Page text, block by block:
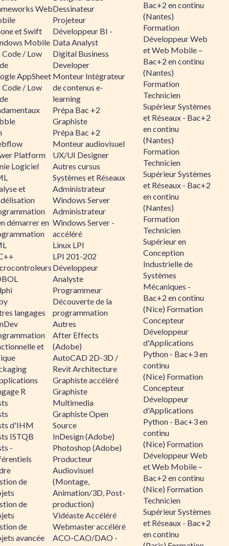
Web
et Swift
Mobile
/ Low
AppSheet
/ Low
Platform
Logiciel
et
démarrer en
langages
et
R
d'IHM
ISTQB
-
de
de
de
avancée
Dessinateur
Projeteur
Développeur BI -
Data Analyst
Digital Business
Developer
Monteur Intégrateur
de contenus e-
learning
Prépa Bac +2
Graphiste
Prépa Bac +2
Monteur audiovisuel
UX/UI Designer
Autres cursus
Systèmes et Réseaux
Administrateur
Windows Server
Administrateur
Windows Server -
accéléré
Linux LPI
LPI 201-202
Développeur
Analyste
Programmeur
Découverte de la
programmation
Autres
After Effects
(Adobe)
AutoCAD 2D-3D /
Revit Architecture
Graphiste accéléré
Graphiste
Multimedia
Graphiste Open
Source
InDesign (Adobe)
Photoshop (Adobe)
Producteur
Audiovisuel
(Montage,
Animation/3D, Post-
production)
Vidéaste Accéléré
Webmaster accéléré
ACO-CAO/DAO -
Bac+2 en continu
(Nantes)
Formation
Développeur Web
et Web Mobile –
Bac+2 en continu
(Nantes)
Formation
Technicien
Supérieur Systèmes
et Réseaux - Bac+2
en continu
(Nantes)
Formation
Technicien
Supérieur Systèmes
et Réseaux - Bac+2
en continu
(Nantes)
Formation
Technicien
Supérieur en
Conception
Industrielle de
Systèmes
Mécaniques -
Bac+2 en continu
(Nice) Formation
Concepteur
Développeur
d'Applications
Python - Bac+3 en
continu
(Nice) Formation
Concepteur
Développeur
d'Applications
Python - Bac+3 en
continu
(Nice) Formation
Développeur Web
et Web Mobile –
Bac+2 en continu
(Nice) Formation
Technicien
Supérieur Systèmes
et Réseaux - Bac+2
en continu